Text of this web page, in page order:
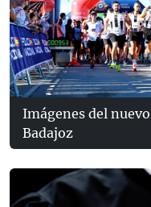
Imágenes del
Badajoz